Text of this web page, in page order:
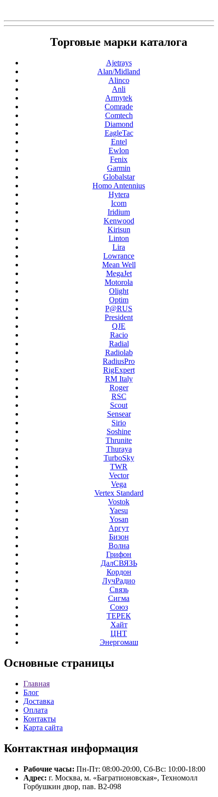
Торговые марки каталога
Ajetrays
Alan/Midland
Alinco
Anli
Armytek
Comrade
Comtech
Diamond
EagleTac
Entel
Ewlon
Fenix
Garmin
Globalstar
Homo Antennius
Hytera
Icom
Iridium
Kenwood
Kirisun
Linton
Lira
Lowrance
Mean Well
MegaJet
Motorola
Olight
Optim
P@RUS
President
QJE
Racio
Radial
Radiolab
RadiusPro
RigExpert
RM Italy
Roger
RSC
Scout
Sensear
Sirio
Soshine
Thrunite
Thuraya
TurboSky
TWR
Vector
Vega
Vertex Standard
Vostok
Yaesu
Yosan
Аргут
Бизон
Волна
Грифон
ДалСВЯЗЬ
Кордон
ЛучРадио
Связь
Сигма
Союз
ТЕРЕК
Хайт
ЦНТ
Энергомаш
Основные страницы
Главная
Блог
Доставка
Оплата
Контакты
Карта сайта
Контактная информация
Рабочие часы: Пн-Пт: 08:00-20:00, Сб-Вс: 10:00-18:00
Адрес: г. Москва, м. «Багратионовская», Техномолл
Горбушкин двор, пав. B2-098